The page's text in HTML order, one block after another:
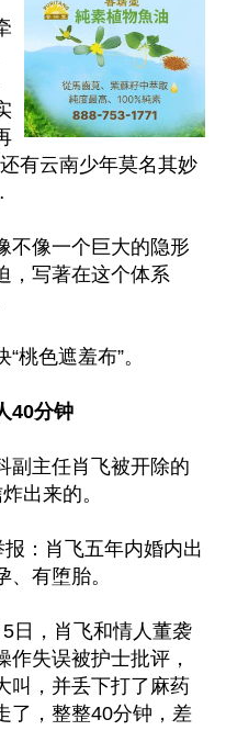
有云南少年莫名其妙
不像一个巨大的隐形
，写著在这个体系
桃色遮羞布”。
40分钟
副主任肖飞被开除的
出来的。
：肖飞五年内婚内出
有堕胎。
日，肖飞和情人董袭
失误被护士批评，
叫，并丢下打了麻药
了，整整40分钟，差